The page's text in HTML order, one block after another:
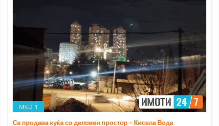
MKD 1
Се продава куќа со деловен простор – Кисела Вода